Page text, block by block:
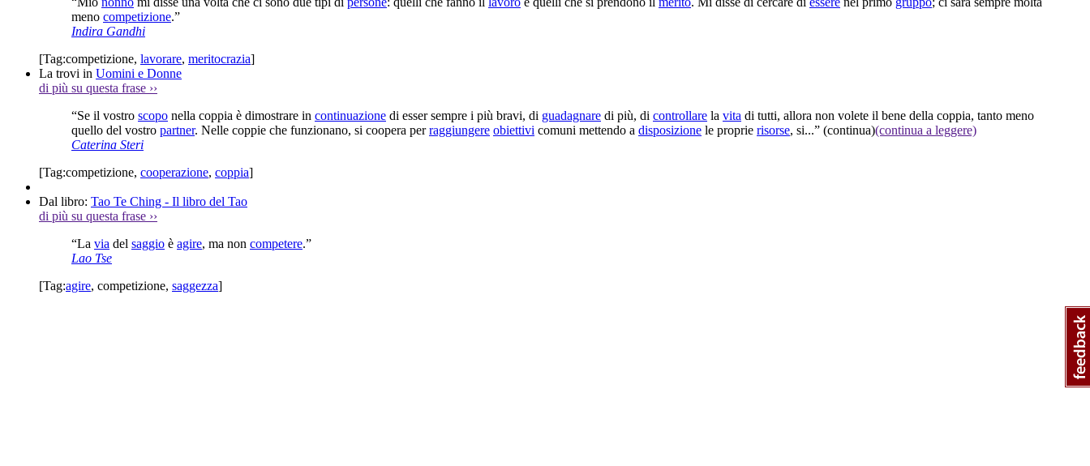
meno competizione.”
Indira Gandhi
[Tag:competizione, lavorare, meritocrazia]
La trovi in Uomini e Donne
di più su questa frase ››
“Se il vostro scopo nella coppia è dimostrare in continuazione di esser sempre i più bravi, di guadagnare di più, di controllare la vita di tutti, allora non volete il bene della coppia, tanto meno
quello del vostro partner. Nelle coppie che funzionano, si coopera perraggiungere obiettivi comuni mettendo a disposizione le proprie risorse, si...” (continua)(continua a leggere)
Caterina Steri
[Tag:competizione, cooperazione, coppia]
Dal libro: Tao Te Ching - Il libro del Tao
di più su questa frase ››
“La via del saggio è agire, ma non competere.”
Lao Tse
[Tag:agire, competizione, saggezza]